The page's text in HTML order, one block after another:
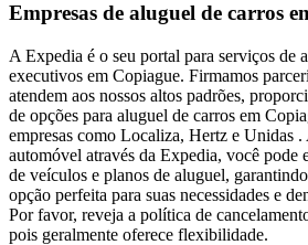
Empresas de aluguel de carros
A Expedia é o seu portal para serviços de
executivos em Copiague. Firmamos
atendem aos nossos altos padrões,
de opções para aluguel de carros em
empresas como Localiza, Hertz e Unidas .
automóvel através da Expedia, você pode
de veículos e planos de aluguel,
opção perfeita para suas necessidades e
Por favor, reveja a política de
pois geralmente oferece flexibilidade.